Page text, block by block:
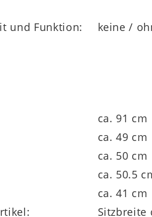
und Funktion:
keine /
ca. 91 cm
ca. 49 cm
ca. 50 cm
ca. 50.5
ca. 41 cm
Sitzbreite